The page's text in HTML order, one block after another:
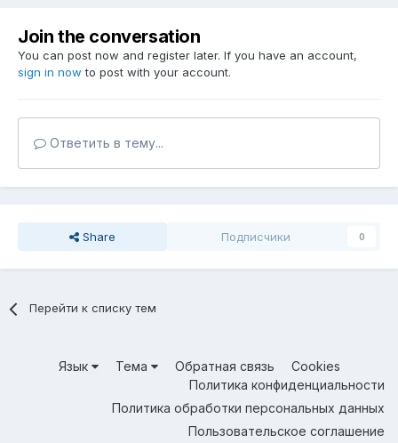
Join the conversation
You can post now and register later. If you have an account,
sign in now to post with your account.
Ответить в тему...
Share Подписчики 0
Перейти к списку тем
Язык Тема Обратная связь
Cookies
Политика конфиденциальности
Политика обработки персональных данных
Пользовательское соглашение